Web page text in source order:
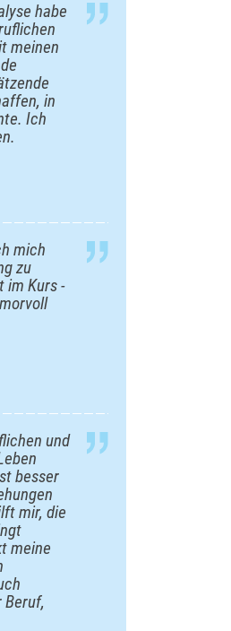
habe
meinen
in
Ich
mich
zu
im Kurs -
und
besser
mir, die
meine